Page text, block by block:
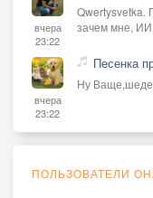
вчера
23:22
Qwertysvetka.
зачем мне,
вчера
23:22
Песенка
Ну
ПОЛЬЗОВАТЕЛИ